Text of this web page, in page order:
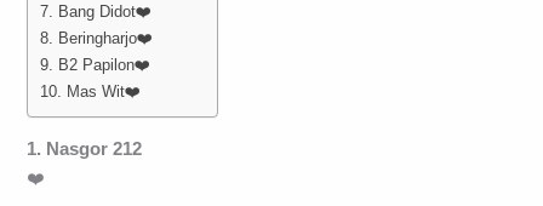
7. Bang Didot❤️
8. Beringharjo❤️
9. B2 Papilon❤️
10. Mas Wit❤️
1. Nasgor 212
❤️